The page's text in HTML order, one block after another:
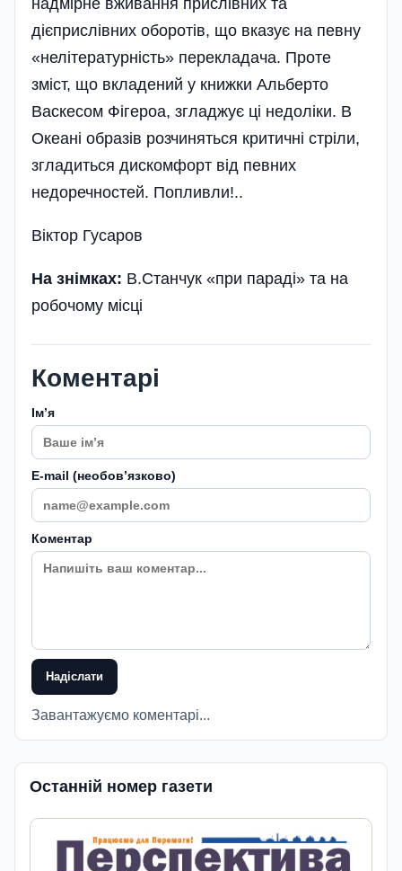
дієприслівних оборотів, що вказує на певну
«нелітературність» перекладача. Проте
зміст, що вкладений у книжки Альберто
Васкесом Фігероа, згладжує ці недоліки. В
Океані образів розчиняться критичні стріли,
згладиться дискомфорт від певних
недоречностей. Попливли!..
Віктор Гусаров
На знімках: В.Станчук «при параді» та на
робочому місці
Коментарі
Імʼя
E-mail (необовʼязково)
Коментар
Надіслати
Завантажуємо коментарі...
Останній номер газети